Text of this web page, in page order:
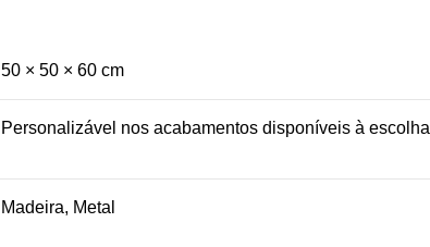
50 × 50 × 60 cm
Personalizável nos acabamentos disponíveis à escolha
Madeira, Metal